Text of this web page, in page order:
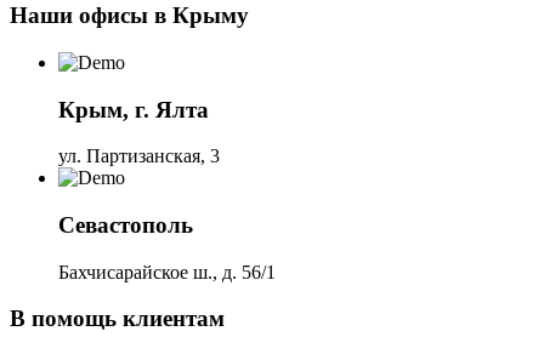
Наши офисы в Крыму
Крым, г. Ялта
ул. Партизанская, 3
Севастополь
Бахчисарайское ш., д. 56/1
В помощь клиентам